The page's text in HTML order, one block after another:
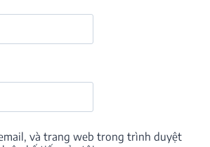
và trang web trong trình duyệt